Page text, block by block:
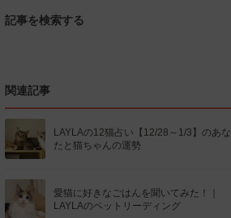
記事を検索する
関連記事
LAYLAの12猫占い【12/28～1/3】のあな
たと猫ちゃんの運勢
愛猫に好きなごはんを聞いてみた！｜
LAYLAのペットリーディング